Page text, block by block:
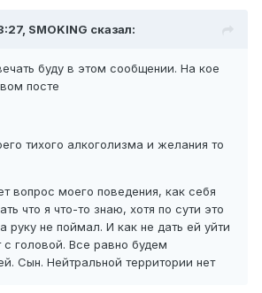
SMOKING сказал:
буду в этом сообщении. На кое
посте
тихого алкоголизма и желания то
вопрос моего поведения, как себя
что я что-то знаю, хотя по сути это
руку не поймал. И как не дать ей уйти
головой. Все равно будем
Сын. Нейтральной территории нет